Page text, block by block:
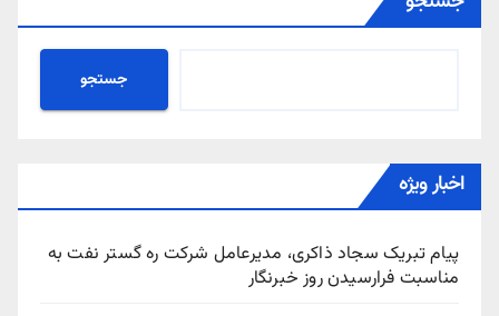
جستجو
اخبار ویژه
پیام تبریک سجاد ذاکری، مدیرعامل شرکت ره‌ گستر نفت به
مناسبت فرارسیدن روز خبرنگار